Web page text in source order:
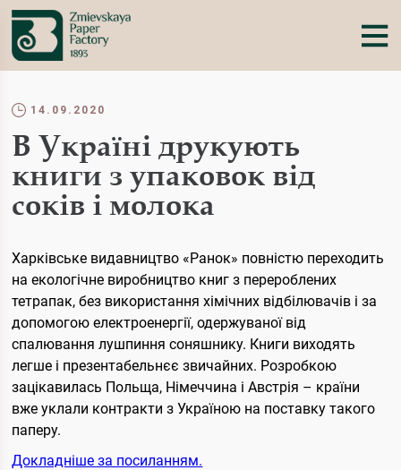
14.09.2020
В Україні друкують
книги з упаковок від
соків і молока
Харківське видавництво «Ранок» повністю переходить
на екологічне виробництво книг з перероблених
тетрапак, без використання хімічних відбілювачів і за
допомогою електроенергії, одержуваної від
спалювання лушпиння соняшнику. Книги виходять
легше і презентабельнєє звичайних. Розробкою
зацікавилась Польща, Німеччина і Австрія – країни
вже уклали контракти з Україною на поставку такого
паперу.
Докладніше за посиланням.